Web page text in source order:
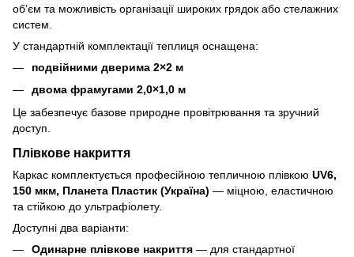
об’єм та можливість організації широких грядок або стелажних
систем.
У стандартній комплектації теплиця оснащена:
подвійними дверима 2×2 м
двома фрамугами 2,0×1,0 м
Це забезпечує базове природне провітрювання та зручний
доступ.
Плівкове накриття
Каркас комплектується професійною тепличною плівкою UV6,
150 мкм, Планета Пластик (Україна) — міцною, еластичною
та стійкою до ультрафіолету.
Доступні два варіанти:
Одинарне плівкове накриття — для стандартної